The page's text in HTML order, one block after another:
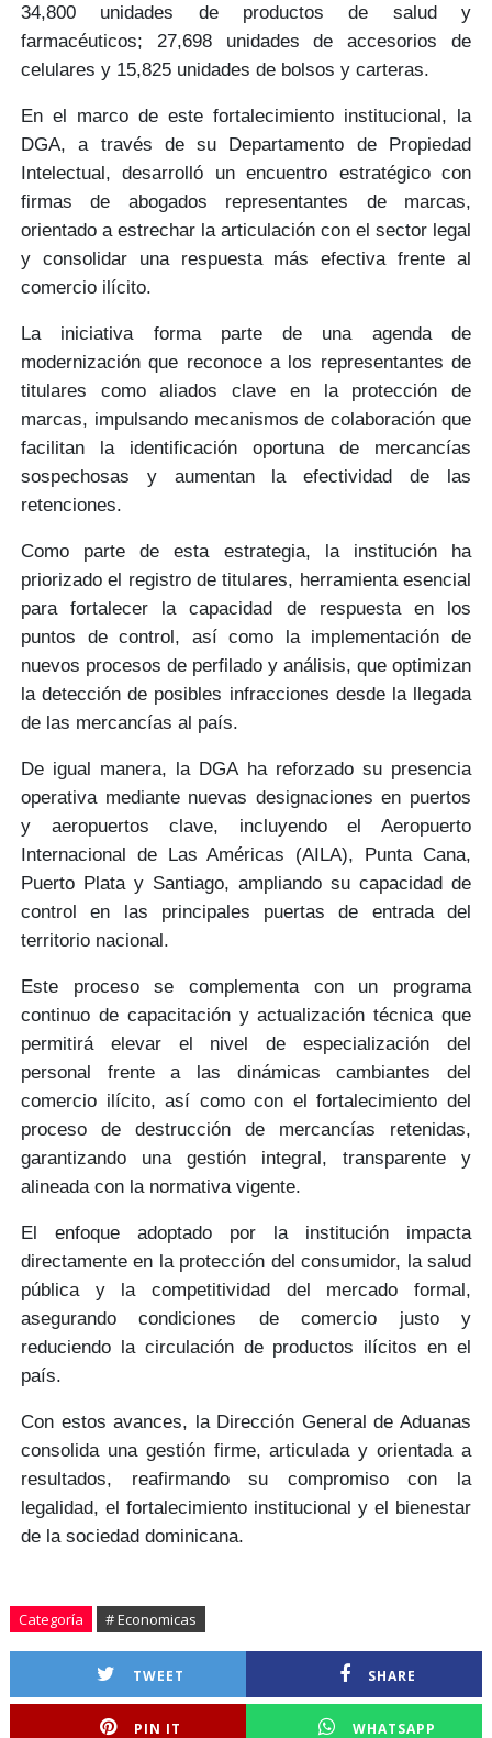
34,800unidades de productos de salud y
farmacéuticos; 27,698unidades de accesorios de
celulares y 15,825unidades de bolsos y carteras.
En el marco de este fortalecimiento institucional, la
DGA, a través de su Departamento de Propiedad
Intelectual, desarrolló unencuentro estratégicocon
firmas de abogados representantes de marcas,
orientado a estrechar la articulación con elsector legal
y consolidar una respuesta más efectivafrente al
comercio ilícito.
La iniciativa forma parte de una agenda de
modernizaciónque reconoce a los representantes de
titulares como aliados clave en la protección de
marcas, impulsando mecanismos de colaboración que
facilitan la identificación oportunade mercancías
sospechosas y aumentan la efectividad de las
retenciones.
Como parte de esta estrategia, la institución ha
priorizado el registro de titulares, herramienta esencial
parafortalecer la capacidad de respuestaen los
puntos de control, así como la implementación de
nuevos procesos de perfilado y análisis, que optimizan
la detección de posibles infracciones desde la llegada
de las mercancías al país.
De igual manera, la DGA ha reforzado su presencia
operativa mediante nuevas designaciones en puertos
y aeropuertos clave, incluyendo el Aeropuerto
Internacional de Las Américas (AILA), Punta Cana,
Puerto Plata y Santiago, ampliando su capacidad de
control en las principales puertas de entrada del
territorio nacional.
Este proceso se complementa con un programa
continuo de capacitación y actualización técnicaque
permitirá elevar el nivel de especialización del
personal frente a las dinámicas cambiantes del
comercio ilícito, así como con el fortalecimiento del
proceso de destrucción de mercancías retenidas,
garantizando una gestión integral, transparente y
alineadacon la normativa vigente.
El enfoque adoptado por la institución impacta
directamente en la protección del consumidor, la salud
pública y la competitividad del mercado formal,
asegurando condiciones de comercio justo y
reduciendo la circulación de productos ilícitos en el
país.
Con estos avances, la Dirección General de Aduanas
consolida una gestión firme, articulada y orientada a
resultados, reafirmando su compromiso con la
legalidad, el fortalecimiento institucional y el bienestar
de la sociedad dominicana.
Categoría # Economicas
TWEET SHARE
PIN IT WHATSAPP